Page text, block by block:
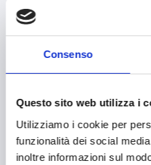
Consenso
Questo sito web utilizza i
Utilizziamo i cookie per
funzionalità dei social
inoltre informazioni sul
Editoria e informazione
Educazione e istruzione
Emittenti radiofoniche
Farmaceutico
Farmacia e/o chimica